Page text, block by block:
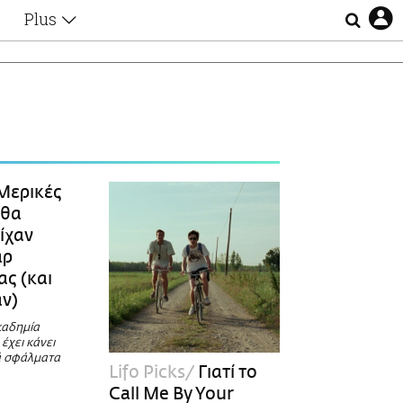
Plus
Οι Αθηναίοι
Lgbtqi+
(και
κάνει
σφάλματα
Lifo Picks Γιατί το
Call Me By Your